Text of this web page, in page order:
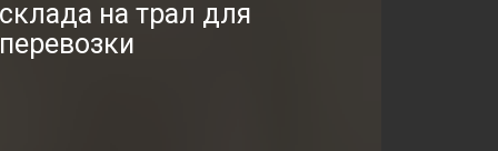
склада на трал для
перевозки